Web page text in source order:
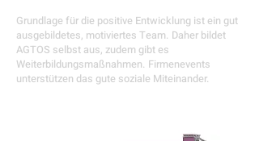
Grundlage für die positive Entwicklung ist ein gut
ausgebildetes, motiviertes Team. Daher bildet
AGTOS selbst aus, zudem gibt es
Weiterbildungsmaßnahmen. Firmenevents
unterstützen das gute soziale Miteinander.